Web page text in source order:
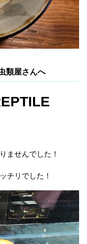
類屋さんへ
ませんでした！
チリでした！